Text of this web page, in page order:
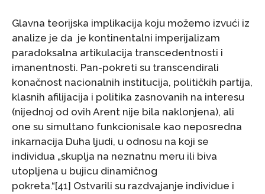
Glavna teorijska implikacija koju možemo izvući iz
analize je da je kontinentalni imperijalizam
paradoksalna artikulacija transcedentnosti i
imanentnosti. Pan-pokreti su transcendirali
konačnost nacionalnih institucija, političkih partija,
klasnih afilijacija i politika zasnovanih na interesu
(nijednoj od ovih Arent nije bila naklonjena), ali
one su simultano funkcionisale kao neposredna
inkarnacija Duha ljudi, u odnosu na koji se
individua „skuplja na neznatnu meru ili biva
utopljena u bujicu dinamičnog
pokreta.“[41] Ostvarili su razdvajanje individue i